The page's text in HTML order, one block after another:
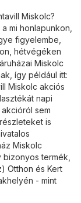
Miskolc?
mi honlapunkon,
figyelembe,
hétvégéken
Miskolc
így például itt:
Miskolc akciós
napi
sem
is
Miskolc
termék,
Otthon és Kert
- mint